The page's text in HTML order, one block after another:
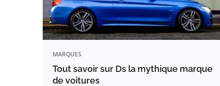
MARQUES
Tout savoir sur Ds la mythique marque
de voitures